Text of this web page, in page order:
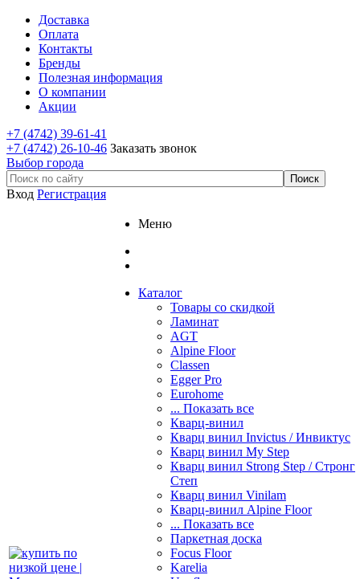
Доставка
Оплата
Контакты
Бренды
Полезная информация
О компании
Акции
+7 (4742) 39-61-41
+7 (4742) 26-10-46 Заказать звонок
Выбор города
Вход Регистрация
Меню
Каталог
Товары со скидкой
Ламинат
AGT
Alpine Floor
Classen
Egger Pro
Eurohome
... Показать все
Кварц-винил
Кварц винил Invictus / Инвиктус
Кварц винил My Step
Кварц винил Strong Step / Стронг
Степ
Кварц винил Vinilam
Кварц-винил Alpine Floor
... Показать все
Паркетная доска
Focus Floor
Karelia